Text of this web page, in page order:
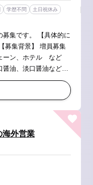
学歴不問
土日祝休み
【具体的に
ーン、ホテル など
醤油、淡口醤油などの
醤油加工品 ・ソース
海外営業